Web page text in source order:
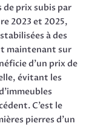
prix subis par
2023 et 2025,
à des
maintenant sur
d’un prix de
évitant les
C’est le
pierres d’un